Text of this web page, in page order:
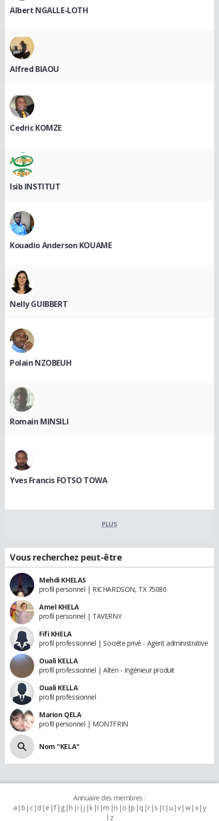
Albert NGALLE-LOTH
Alfred BIAOU
Cedric KOMZE
Isib INSTITUT
Kouadio Anderson KOUAME
Nelly GUIBBERT
Polain NZOBEUH
Romain MINSILI
Yves Francis FOTSO TOWA
PLUS
Vous recherchez peut-être
Mehdi KHELAS
profil personnel | RICHARDSON, TX 75080
Amel KHELA
profil personnel | TAVERNY
Fifi KHELA
profil professionnel | Sociéte privé - Agent administrative
Ouali KELLA
profil professionnel | Alten - Ingénieur produit
Ouali KELLA
profil professionnel
Marion QELA
profil personnel | MONTFRIN
Nom "KELA"
Annuaire des membres :
a b c d e f g h i j k l m n o p q r s t u v w x y
z